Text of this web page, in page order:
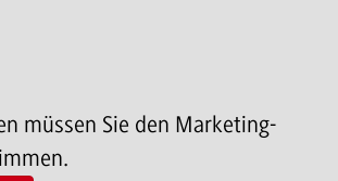
müssen Sie den Marketing-